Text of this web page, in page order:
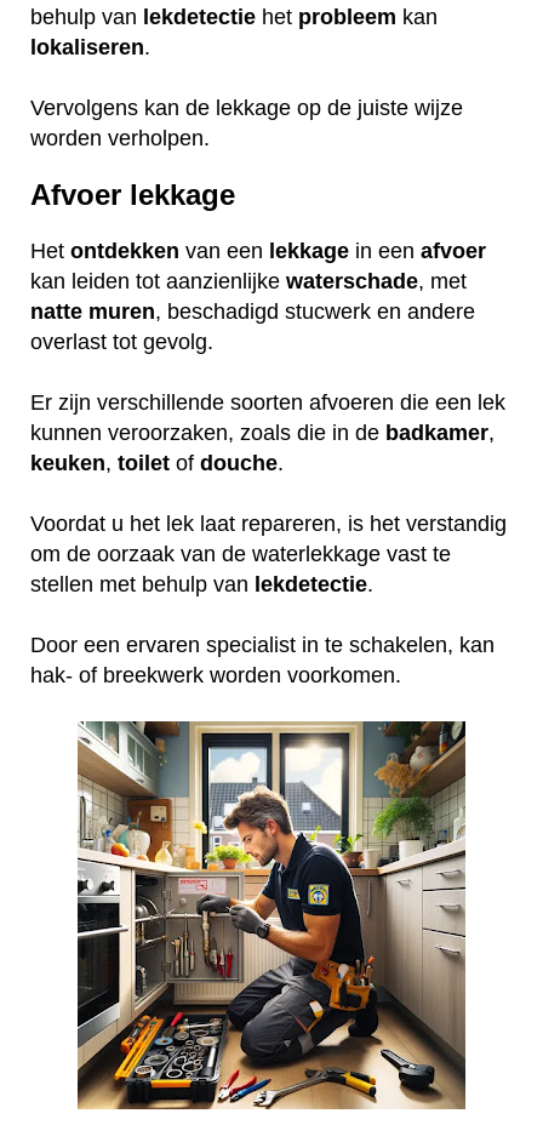
behulp van lekdetectie het probleem kan
lokaliseren.
Vervolgens kan de lekkage op de juiste wijze
worden verholpen.
Afvoer lekkage
Het ontdekken van een lekkage in een afvoer
kan leiden tot aanzienlijke waterschade, met
natte muren, beschadigd stucwerk en andere
overlast tot gevolg.
Er zijn verschillende soorten afvoeren die een lek
kunnen veroorzaken, zoals die in de badkamer,
keuken, toilet of douche.
Voordat u het lek laat repareren, is het verstandig
om de oorzaak van de waterlekkage vast te
stellen met behulp van lekdetectie.
Door een ervaren specialist in te schakelen, kan
hak- of breekwerk worden voorkomen.